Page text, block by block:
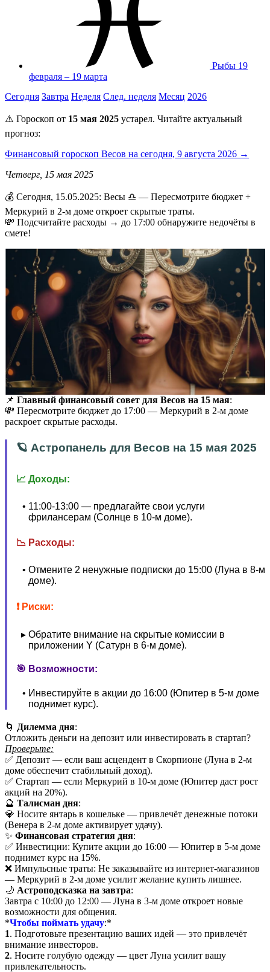
Рыбы 19
февраля – 19 марта
Сегодня Завтра Неделя След. неделя Месяц 2026
⚠️ Гороскоп от 15 мая 2025 устарел. Читайте актуальный
прогноз:
Финансовый гороскоп Весов на сегодня, 9 августа 2026 →
Четверг, 15 мая 2025
💰 Сегодня, 15.05.2025: Весы ♎ — Пересмотрите бюджет +
Меркурий в 2-м доме откроет скрытые траты.
💸 Подсчитайте расходы → до 17:00 обнаружите недочёты в
смете!
📌 Главный финансовый совет для Весов на 15 мая:
💸 Пересмотрите бюджет до 17:00 — Меркурий в 2-м доме
раскроет скрытые расходы.
🪐 Астропанель для Весов на 15 мая 2025
📈 Доходы:
11:00-13:00 — предлагайте свои услуги
фрилансерам (Солнце в 10-м доме).
📉 Расходы:
Отмените 2 ненужные подписки до 15:00 (Луна в 8-м
доме).
❗ Риски:
Обратите внимание на скрытые комиссии в
приложении Y (Сатурн в 6-м доме).
🎯 Возможности:
Инвестируйте в акции до 16:00 (Юпитер в 5-м доме
поднимет курс).
🌀 Дилемма дня:
Отложить деньги на депозит или инвестировать в стартап?
Проверьте:
✅ Депозит — если ваш асцендент в Скорпионе (Луна в 2-м
доме обеспечит стабильный доход).
✅ Стартап — если Меркурий в 10-м доме (Юпитер даст рост
акций на 20%).
🔮 Талисман дня:
💎 Носите янтарь в кошельке — привлечёт денежные потоки
(Венера в 2-м доме активирует удачу).
✨ Финансовая стратегия дня:
✅ Инвестиции: Купите акции до 16:00 — Юпитер в 5-м доме
поднимет курс на 15%.
❌ Импульсные траты: Не заказывайте из интернет-магазинов
— Меркурий в 2-м доме усилит желание купить лишнее.
🌙 Астроподсказка на завтра:
Завтра с 10:00 до 12:00 — Луна в 3-м доме откроет новые
возможности для общения.
*Чтобы поймать удачу:*
1. Подготовьте презентацию ваших идей — это привлечёт
внимание инвесторов.
2. Носите голубую одежду — цвет Луна усилит вашу
привлекательность.